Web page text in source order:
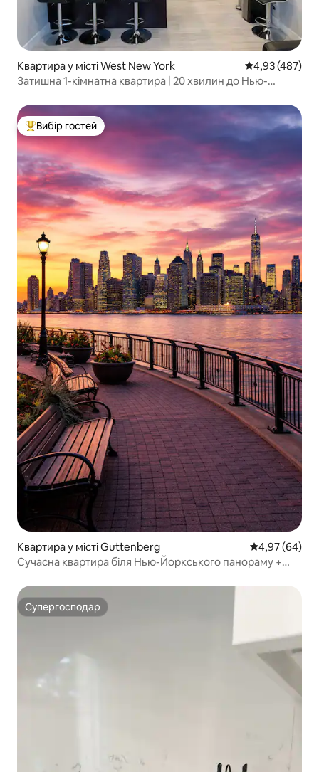
Квартира у місті West New York Середня
4,93 (487)
Затишна 1-кімнатна квартира | 20 хвилин до Нью-
Топ вибір гостей
Вибір гостей
Квартира у місті Guttenberg Середня
4,97 (64)
Сучасна квартира біля Нью-Йоркського панораму +
Супергосподар
Супергосподар